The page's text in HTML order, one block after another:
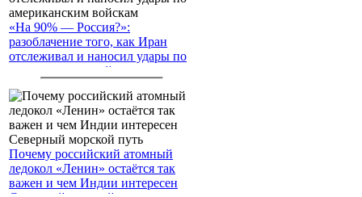
«На 90% — Россия?»:
разоблачение того, как Иран
отслеживал и наносил удары по
американским войскам
Почему российский атомный
ледокол «Ленин» остаётся так
важен и чем Индии интересен